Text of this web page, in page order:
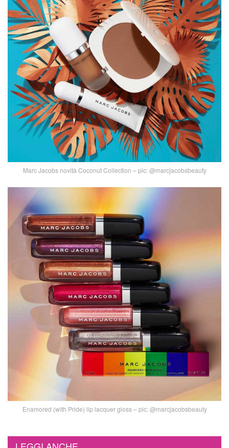
Marc Jacobs novità Coconut Collection – pic: @marcjacobsbeauty
Enamored (with Pride) lip lacquer gloss – pic: @marcjacobsbeauty